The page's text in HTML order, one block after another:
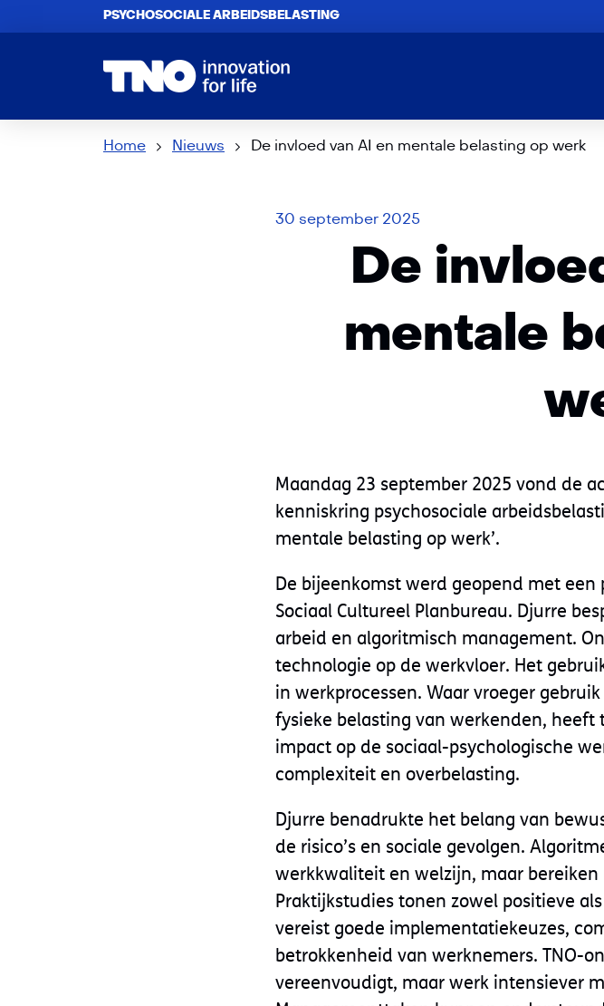
PSYCHOSOCIALE ARBEIDSBELASTING
Home Nieuws De invloed van AI en mentale belasting op werk
De
mentale
30 september 2025
Maandag 23 september 2025 vond de
kenniskring psychosociale
mentale belasting op werk’.
De bijeenkomst werd geopend met
Sociaal Cultureel Planbureau. Djurre
arbeid en algoritmisch management.
technologie op de werkvloer. Het
in werkprocessen. Waar vroeger
fysieke belasting van werkenden,
impact op de sociaal-psychologische
complexiteit en overbelasting.
Djurre benadrukte het belang van
de risico’s en sociale gevolgen.
werkkwaliteit en welzijn, maar
Praktijkstudies tonen zowel positieve
vereist goede implementatiekeuzes,
betrokkenheid van werknemers. TNO-
vereenvoudigt, maar werk intensiever